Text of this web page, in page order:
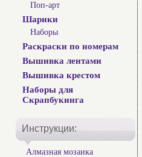
Поп-арт
Шарики
Наборы
Раскраски по номерам
Вышивка лентами
Вышивка крестом
Наборы для
Скрапбукинга
Инструкции:
Алмазная мозаика